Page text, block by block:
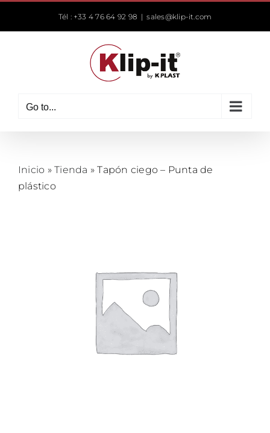
Tél : +33 4 76 64 92 98 | sales@klip-it.com
Go to...
Inicio »Tienda »Tapón ciego – Punta de
plástico